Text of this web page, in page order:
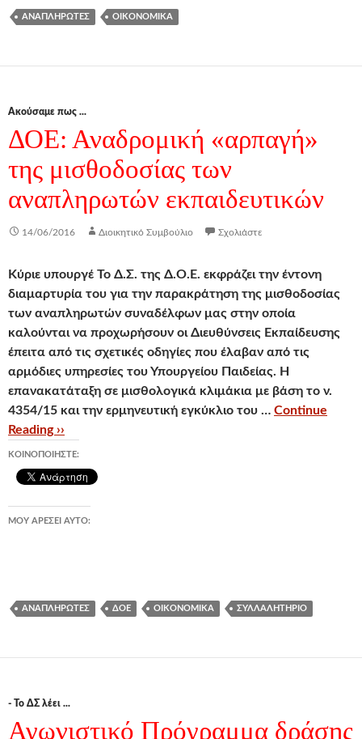
ΑΝΑΠΛΗΡΩΤΈΣ ΟΙΚΟΝΟΜΙΚΆ
Ακούσαμε πως ...
ΔΟΕ: Αναδρομική «αρπαγή»
της μισθοδοσίας των
αναπληρωτών εκπαιδευτικών
14/06/2016 Διοικητικό Συμβούλιο Σχολιάστε
Κύριε υπουργέ Το Δ.Σ. της Δ.Ο.Ε. εκφράζει την έντονη
διαμαρτυρία του για την παρακράτηση της μισθοδοσίας
των αναπληρωτών συναδέλφων μας στην οποία
καλούνται να προχωρήσουν οι Διευθύνσεις Εκπαίδευσης
έπειτα από τις σχετικές οδηγίες που έλαβαν από τις
αρμόδιες υπηρεσίες του Υπουργείου Παιδείας. Η
επανακατάταξη σε μισθολογικά κλιμάκια με βάση το ν.
4354/15 και την ερμηνευτική εγκύκλιο του … Continue
Reading ››
ΚΟΙΝΟΠΟΙΉΣΤΕ:
ΜΟΥ ΑΡΈΣΕΙ ΑΥΤΌ:
ΑΝΑΠΛΗΡΩΤΈΣ ΔΟΕ ΟΙΚΟΝΟΜΙΚΆ ΣΥΛΛΑΛΗΤΉΡΙΟ
- Το ΔΣ λέει ...
Αγωνιστικό Πρόγραμμα δράσης